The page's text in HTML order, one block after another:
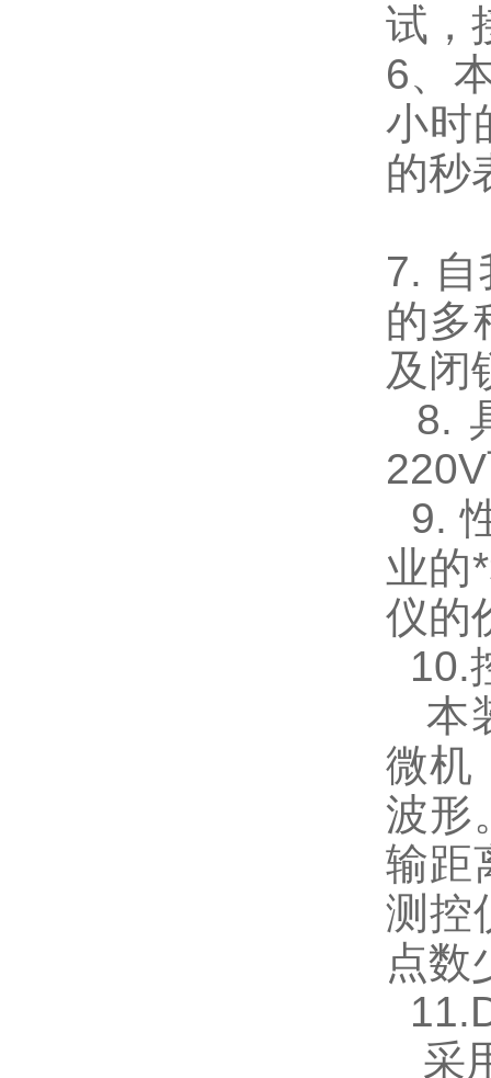
试，
6、
小时
的秒
7.
的多
及闭
8.
9.
业的
仪的
10.
本
微机
波形
输距
测控
点数
采